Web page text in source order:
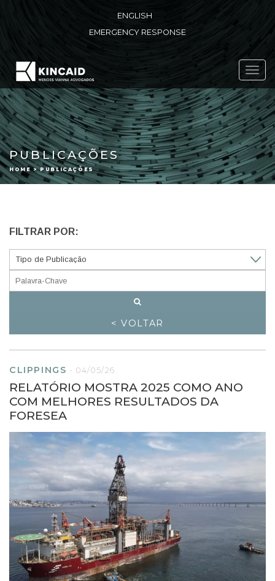
ENGLISH
EMERGENCY RESPONSE
PUBLICAÇÕES
HOME > PUBLICAÇÕES
FILTRAR POR:
< VOLTAR
CLIPPINGS -04/05/26
RELATÓRIO MOSTRA 2025 COMO ANO
COM MELHORES RESULTADOS DA
FORESEA